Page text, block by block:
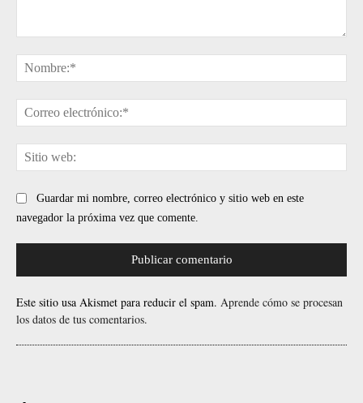
Guardar mi nombre, correo electrónico y sitio web en este
navegador la próxima vez que comente.
Este sitio usa Akismet para reducir el spam. Aprende cómo se procesan
los datos de tus comentarios.